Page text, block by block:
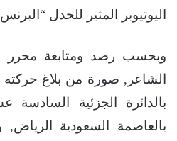
اليوتيوبر المثير للجدل
وبحسب رصد ومتابعة محرر
الشاعر, صورة من بلاغ
بالدائرة الجزئية
بالعاصمة السعودية الرياض,